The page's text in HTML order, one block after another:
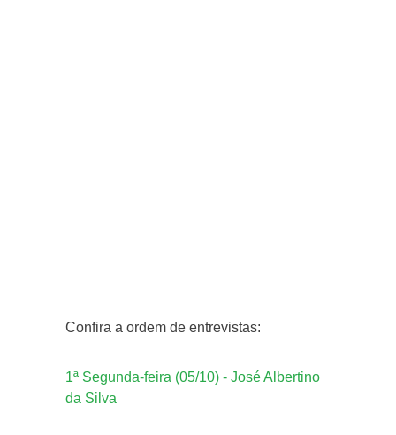
Confira a ordem de entrevistas:
1ª Segunda-feira (05/10) - José Albertino
da Silva